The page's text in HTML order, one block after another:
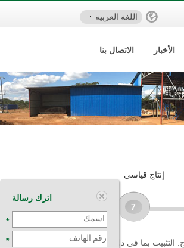
اللغة العربية
الأخبار الاتصال بنا
إنتاج قياسي
7
التثبيت بما في ذلك: التعبئة
اترك رسالة
*
*